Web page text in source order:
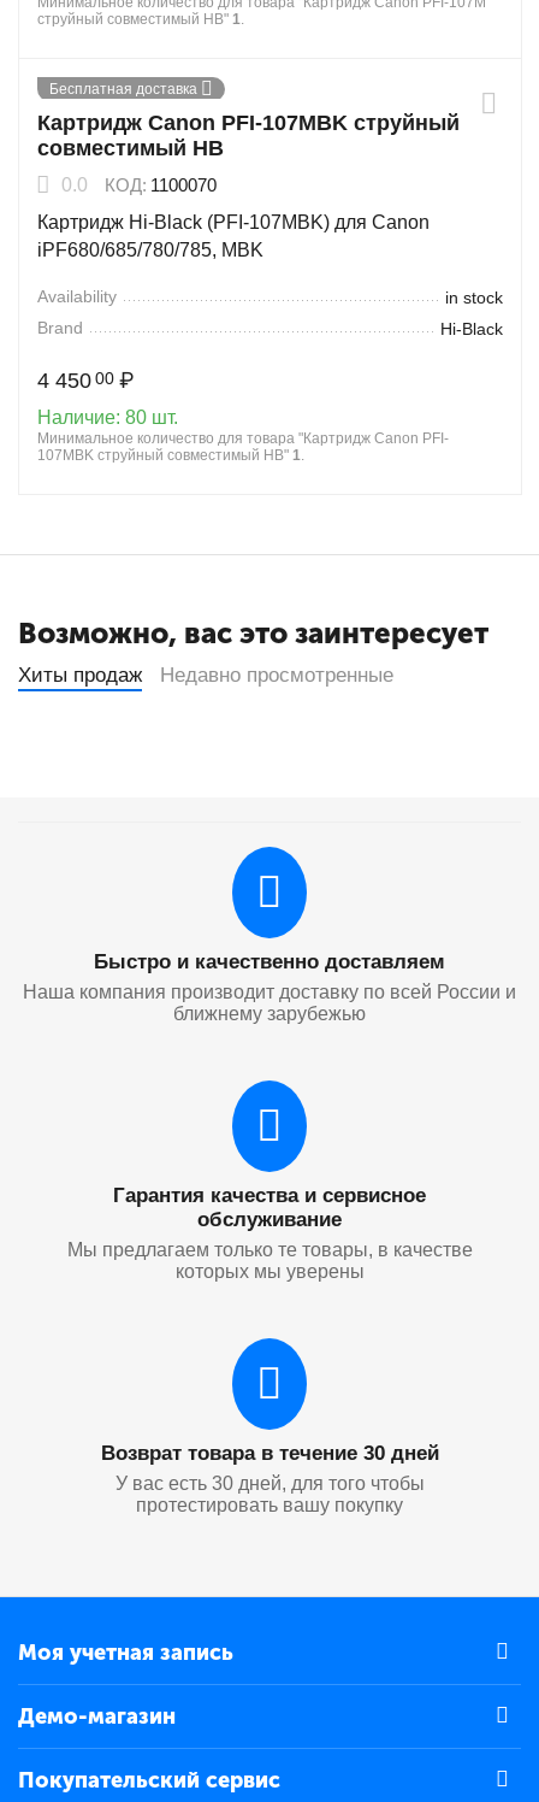
струйный совместимый HB" 1.
Бесплатная доставка
Картридж Canon PFI-107MBK струйный
совместимый HB
0.0 КОД: 1100070
Картридж Hi-Black (PFI-107MBK) для Canon
iPF680/685/780/785, MBK
Availability
in stock
Brand
Hi-Black
4 450 00 ₽
Наличие: 80 шт.
Минимальное количество для товара "Картридж Canon PFI-
107MBK струйный совместимый HB" 1.
Возможно, вас это заинтересует
Хиты продаж Недавно просмотренные
Быстро и качественно доставляем
Наша компания производит доставку по всей России и
ближнему зарубежью
Гарантия качества и сервисное
обслуживание
Мы предлагаем только те товары, в качестве
которых мы уверены
Возврат товара в течение 30 дней
У вас есть 30 дней, для того чтобы
протестировать вашу покупку
Моя учетная запись
Демо-магазин
Покупательский сервис